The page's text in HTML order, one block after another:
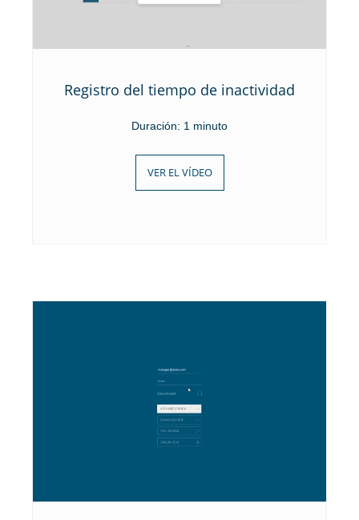
Registro del tiempo de inactividad
Duración: 1 minuto
VER EL VÍDEO